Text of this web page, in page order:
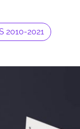
2010-2021